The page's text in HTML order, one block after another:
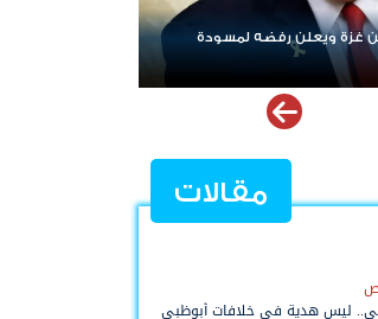
على «خروقات» حزب الله.. إسرائيل تشن ضربات على جنوب
مقالات
ليس هدية في خلافات أبوظبي